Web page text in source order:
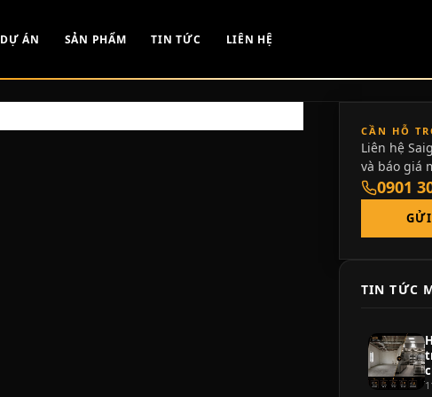
DỰ ÁN SẢN PHẨM TIN TỨC LIÊN HỆ
CẦN HỖ
Liên hệ
và báo giá
0901
TIN TỨC